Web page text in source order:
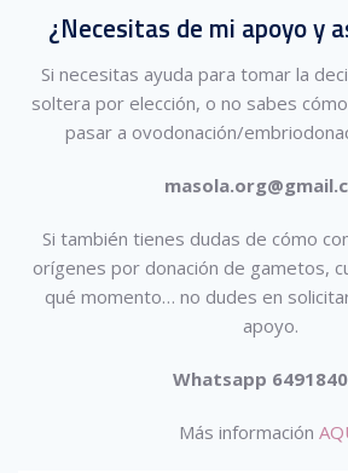
¿Necesitas de mi apoyo y
Si necesitas ayuda para tomar la
soltera por elección, o no sabes
pasar a ovodonación/
Si también tienes dudas de cómo
orígenes por donación de gametos,
qué momento… no dudes en
apoyo.
Whatsapp
Más información